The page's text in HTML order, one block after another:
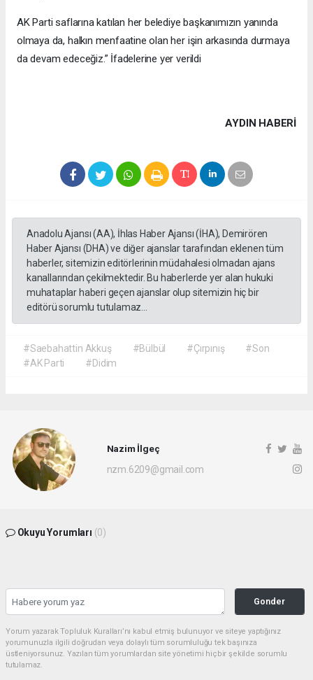
AK Parti saflarına katılan her belediye başkanımızın yanında
olmaya da, halkın menfaatine olan her işin arkasında durmaya
da devam edeceğiz.” İfadelerine yer verildi
AYDIN HABERİ
Anadolu Ajansı (AA), İhlas Haber Ajansı (İHA), Demirören
Haber Ajansı (DHA) ve diğer ajanslar tarafından eklenen tüm
haberler, sitemizin editörlerinin müdahalesi olmadan ajans
kanallarından çekilmektedir. Bu haberlerde yer alan hukuki
muhataplar haberi geçen ajanslar olup sitemizin hiç bir
editörü sorumlu tutulamaz...
#Saebahattin Akkuş #Bülbül #Çırpınış
#Son
#AK Parti
#Didim
Nazim İlgeç
nzm.6209@gmail.com
Okuyu Yorumları (0)
Gonder
Yorum yazarak Topluluk Kuralları’nı kabul etmiş bulunuyor ve siteye yaptığınız
yorumunuzla ilgili doğrudan veya dolaylı tüm sorumluluğu tek başınıza
üstleniyorsunuz. Yazılan tüm yorumlardan site yönetimi hiçbir şekilde sorumlu
tutulamaz.